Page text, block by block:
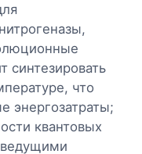
синтезировать
что
энергозатраты;
квантовых